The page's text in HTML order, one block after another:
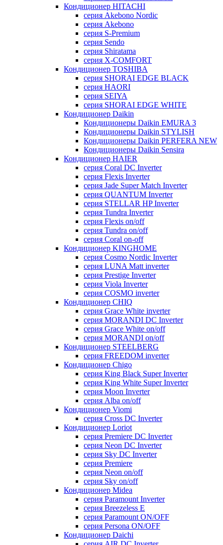
Кондиционер HITACHI
cерия Akebono Nordic
серия Akebono
серия S-Premium
серия Sendo
серия Shiratama
серия X-COMFORT
Кондиционер TOSHIBA
серия SHORAI EDGE BLACK
серия HAORI
серия SEIYA
серия SHORAI EDGE WHITE
Кондиционер Daikin
Кондиционеры Daikin EMURA 3
Кондиционеры Daikin STYLISH
Кондиционеры Daikin PERFERA NEW
Кондиционеры Daikin Sensira
Кондиционер HAIER
серия Coral DC Inverter
серия Flexis Inverter
серия Jade Super Match Inverter
серия QUANTUM Inverter
серия STELLAR HP Inverter
серия Tundra Inverter
серия Flexis on/off
серия Tundra on/off
серия Coral on-off
Кондиционер KINGHOME
серия Cosmo Nordic Inverter
серия LUNA Matt inverter
серия Prestige Inverter
серия Viola Inverter
серия COSMO inverter
Кондиционер CHIQ
серия Grace White inverter
серия MORANDI DC Inverter
серия Grace White on/off
серия MORANDI on/off
Кондиционер STEELBERG
серия FREEDOM inverter
Кондиционер Chigo
серия King Black Super Inverter
серия King White Super Inverter
серия Moon Inverter
серия Alba on/off
Кондиционер Viomi
серия Cross DC Inverter
Кондиционер Loriot
серия Premiere DC Inverter
серия Neon DC Inverter
серия Sky DC Inverter
серия Premiere
серия Neon on/off
серия Sky on/off
Кондиционер Midea
серия Paramount Inverter
серия Breezeless E
серия Paramount ON/OFF
серия Persona ON/OFF
Кондиционер Daichi